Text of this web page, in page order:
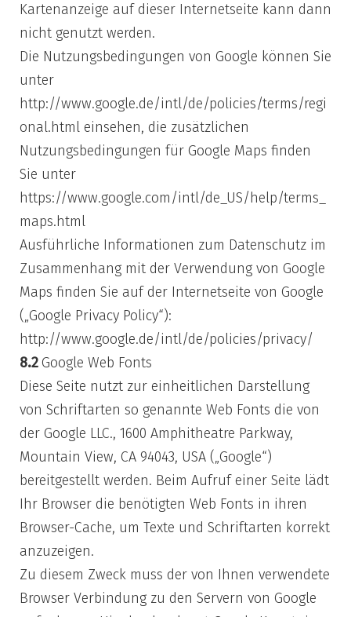
Kartenanzeige auf dieser Internetseite kann dann
nicht genutzt werden.
Die Nutzungsbedingungen von Google können Sie
unter
http://www.google.de/intl/de/policies/terms/regi
onal.html einsehen, die zusätzlichen
Nutzungsbedingungen für Google Maps finden
Sie unter
https://www.google.com/intl/de_US/help/terms_
maps.html
Ausführliche Informationen zum Datenschutz im
Zusammenhang mit der Verwendung von Google
Maps finden Sie auf der Internetseite von Google
(„Google Privacy Policy“):
http://www.google.de/intl/de/policies/privacy/
8.2Google Web Fonts
Diese Seite nutzt zur einheitlichen Darstellung
von Schriftarten so genannte Web Fonts die von
der Google LLC., 1600 Amphitheatre Parkway,
Mountain View, CA 94043, USA („Google“)
bereitgestellt werden. Beim Aufruf einer Seite lädt
Ihr Browser die benötigten Web Fonts in ihren
Browser-Cache, um Texte und Schriftarten korrekt
anzuzeigen.
Zu diesem Zweck muss der von Ihnen verwendete
Browser Verbindung zu den Servern von Google